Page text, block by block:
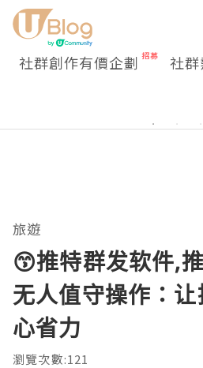
社群創作有價企劃 社
旅遊
😙推特群发软件,
无人值守操作：
心省力
瀏覽次數:121